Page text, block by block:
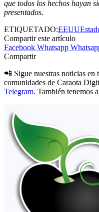
que todos los hechos hayan
presentados.
ETIQUETADO:EEUU
Compartir este artículo
Facebook Whatsapp
Compartir
📲 Sigue nuestras noticias en
comunidades de Caraota
Telegram. También tenemos